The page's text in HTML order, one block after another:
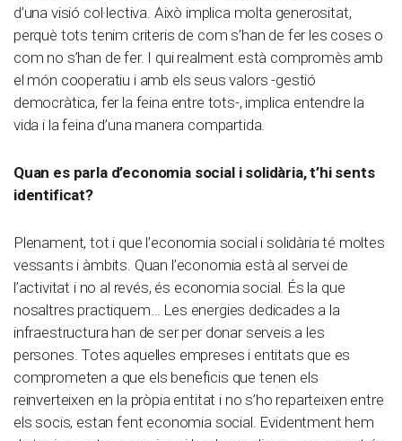
d’una visió col·lectiva. Això implica molta generositat,
perquè tots tenim criteris de com s’han de fer les coses o
com no s’han de fer. I qui realment està compromès amb
el món cooperatiu i amb els seus valors -gestió
democràtica, fer la feina entre tots-, implica entendre la
vida i la feina d’una manera compartida.
Quan es parla d’economia social i solidària, t’hi sents
identificat?
Plenament, tot i que l’economia social i solidària té moltes
vessants i àmbits. Quan l’economia està al servei de
l’activitat i no al revés, és economia social. És la que
nosaltres practiquem… Les energies dedicades a la
infraestructura han de ser per donar serveis a les
persones. Totes aquelles empreses i entitats que es
comprometen a que els beneficis que tenen els
reinverteixen en la pròpia entitat i no s’ho reparteixen entre
els socis, estan fent economia social. Evidentment hem